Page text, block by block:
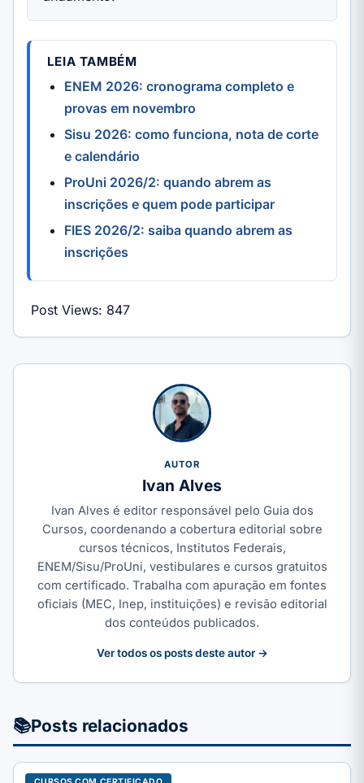
LEIA TAMBÉM
ENEM 2026: cronograma completo e
provas em novembro
Sisu 2026: como funciona, nota de corte
e calendário
ProUni 2026/2: quando abrem as
inscrições e quem pode participar
FIES 2026/2: saiba quando abrem as
inscrições
Post Views: 847
AUTOR
Ivan Alves
Ivan Alves é editor responsável pelo Guia dos
Cursos, coordenando a cobertura editorial sobre
cursos técnicos, Institutos Federais,
ENEM/Sisu/ProUni, vestibulares e cursos gratuitos
com certificado. Trabalha com apuração em fontes
oficiais (MEC, Inep, instituições) e revisão editorial
dos conteúdos publicados.
Ver todos os posts deste autor →
📚Posts relacionados